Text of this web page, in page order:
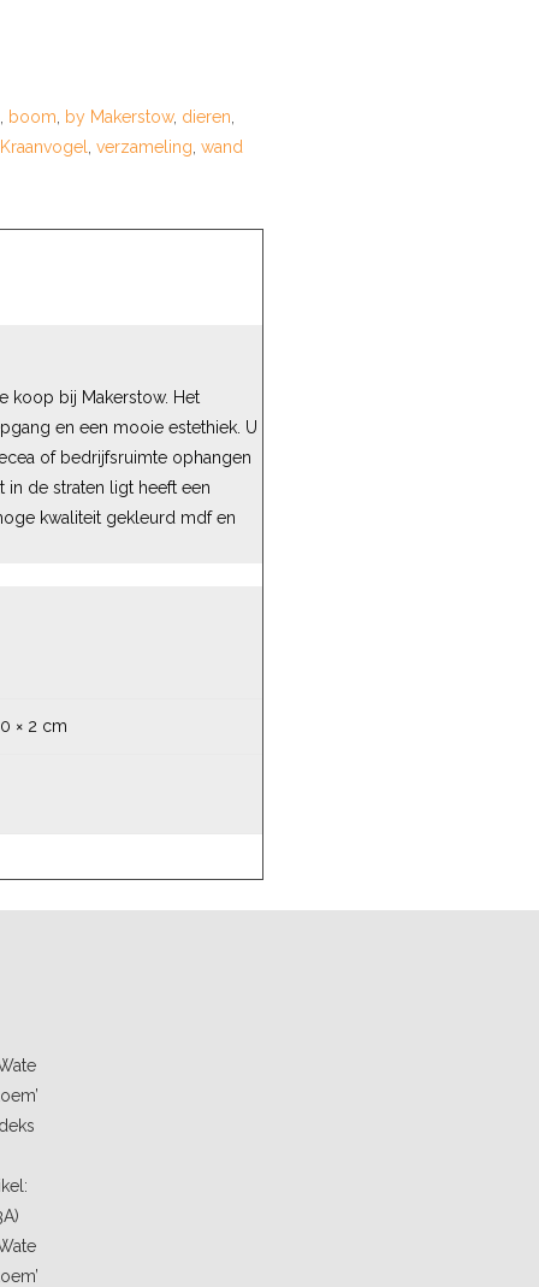
boom by Makerstow, dieren
Kraanvogel verzameling wand
koop bij Makerstow. Het
en een mooie estethiek. U
of bedrijfsruimte ophangen
in de straten ligt heeft een
kwaliteit gekleurd mdf en
× 2 cm